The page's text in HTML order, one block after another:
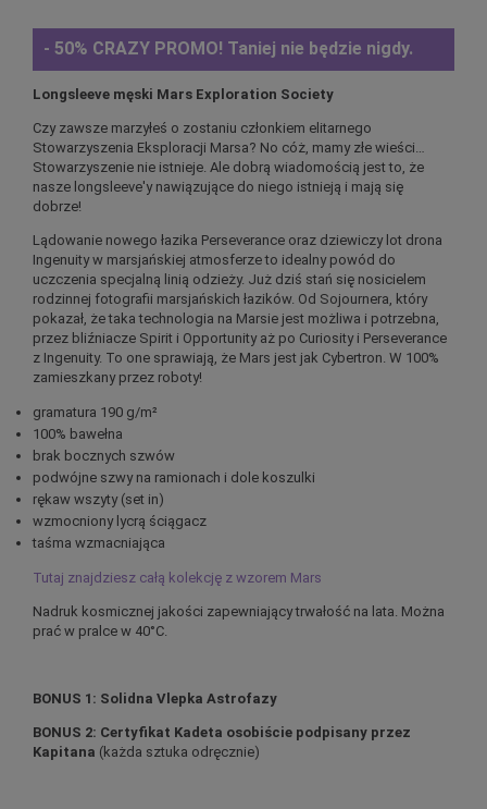
- 50% CRAZY PROMO! Taniej nie będzie nigdy.
Longsleeve męski Mars Exploration Society
Czy zawsze marzyłeś o zostaniu członkiem elitarnego
Stowarzyszenia Eksploracji Marsa? No cóż, mamy złe wieści…
Stowarzyszenie nie istnieje. Ale dobrą wiadomością jest to, że
nasze longsleeve'y nawiązujące do niego istnieją i mają się
dobrze!
Lądowanie nowego łazika Perseverance oraz dziewiczy lot drona
Ingenuity w marsjańskiej atmosferze to idealny powód do
uczczenia specjalną linią odzieży. Już dziś stań się nosicielem
rodzinnej fotografii marsjańskich łazików. Od Sojournera, który
pokazał, że taka technologia na Marsie jest możliwa i potrzebna,
przez bliźniacze Spirit i Opportunity aż po Curiosity i Perseverance
z Ingenuity. To one sprawiają, że Mars jest jak Cybertron. W 100%
zamieszkany przez roboty!
gramatura 190 g/m²
100% bawełna
brak bocznych szwów
podwójne szwy na ramionach i dole koszulki
rękaw wszyty (set in)
wzmocniony lycrą ściągacz
taśma wzmacniająca
Tutaj znajdziesz całą kolekcję z wzorem Mars
Nadruk kosmicznej jakości zapewniający trwałość na lata. Można
prać w pralce w 40°C.
BONUS 1: Solidna Vlepka Astrofazy
BONUS 2: Certyfikat Kadeta osobiście podpisany przez
Kapitana (każda sztuka odręcznie)